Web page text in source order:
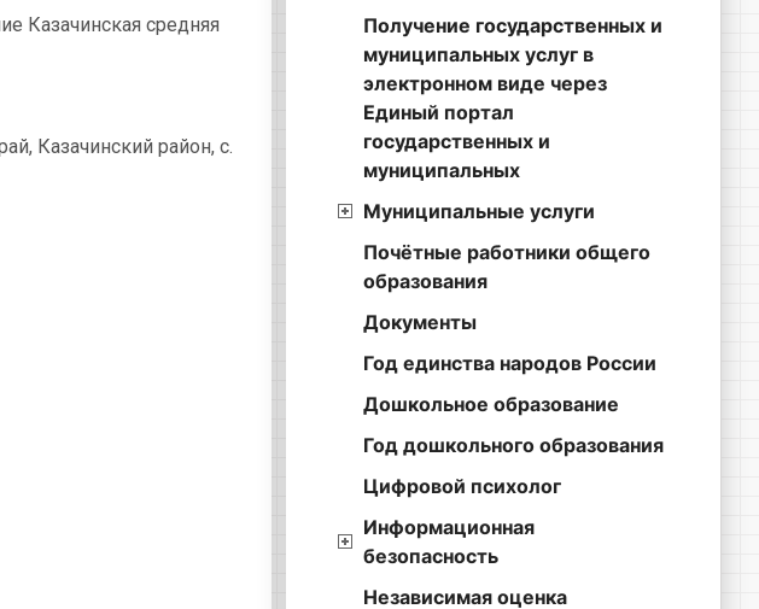
Казачинская средняя
Казачинский район, с.
Получение государственных и
муниципальных услуг в
электронном виде через
Единый портал
государственных и
муниципальных
Муниципальные услуги
Почётные работники общего
образования
Документы
Год единства народов России
Дошкольное образование
Год дошкольного образования
Цифровой психолог
Информационная
безопасность
Независимая оценка